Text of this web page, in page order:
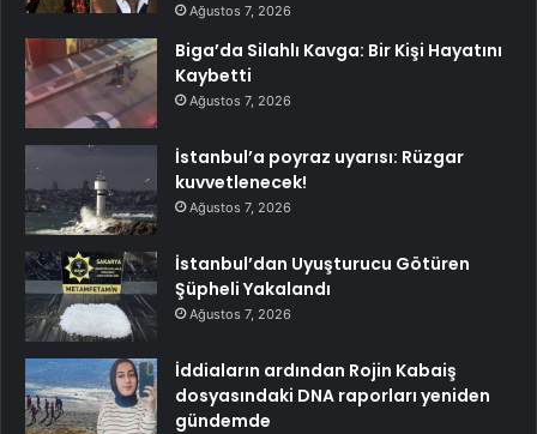
Ağustos 7, 2026
Biga’da Silahlı Kavga: Bir Kişi Hayatını
Kaybetti
Ağustos 7, 2026
İstanbul’a poyraz uyarısı: Rüzgar
kuvvetlenecek!
Ağustos 7, 2026
İstanbul’dan Uyuşturucu Götüren
Şüpheli Yakalandı
Ağustos 7, 2026
İddiaların ardından Rojin Kabaiş
dosyasındaki DNA raporları yeniden
gündemde